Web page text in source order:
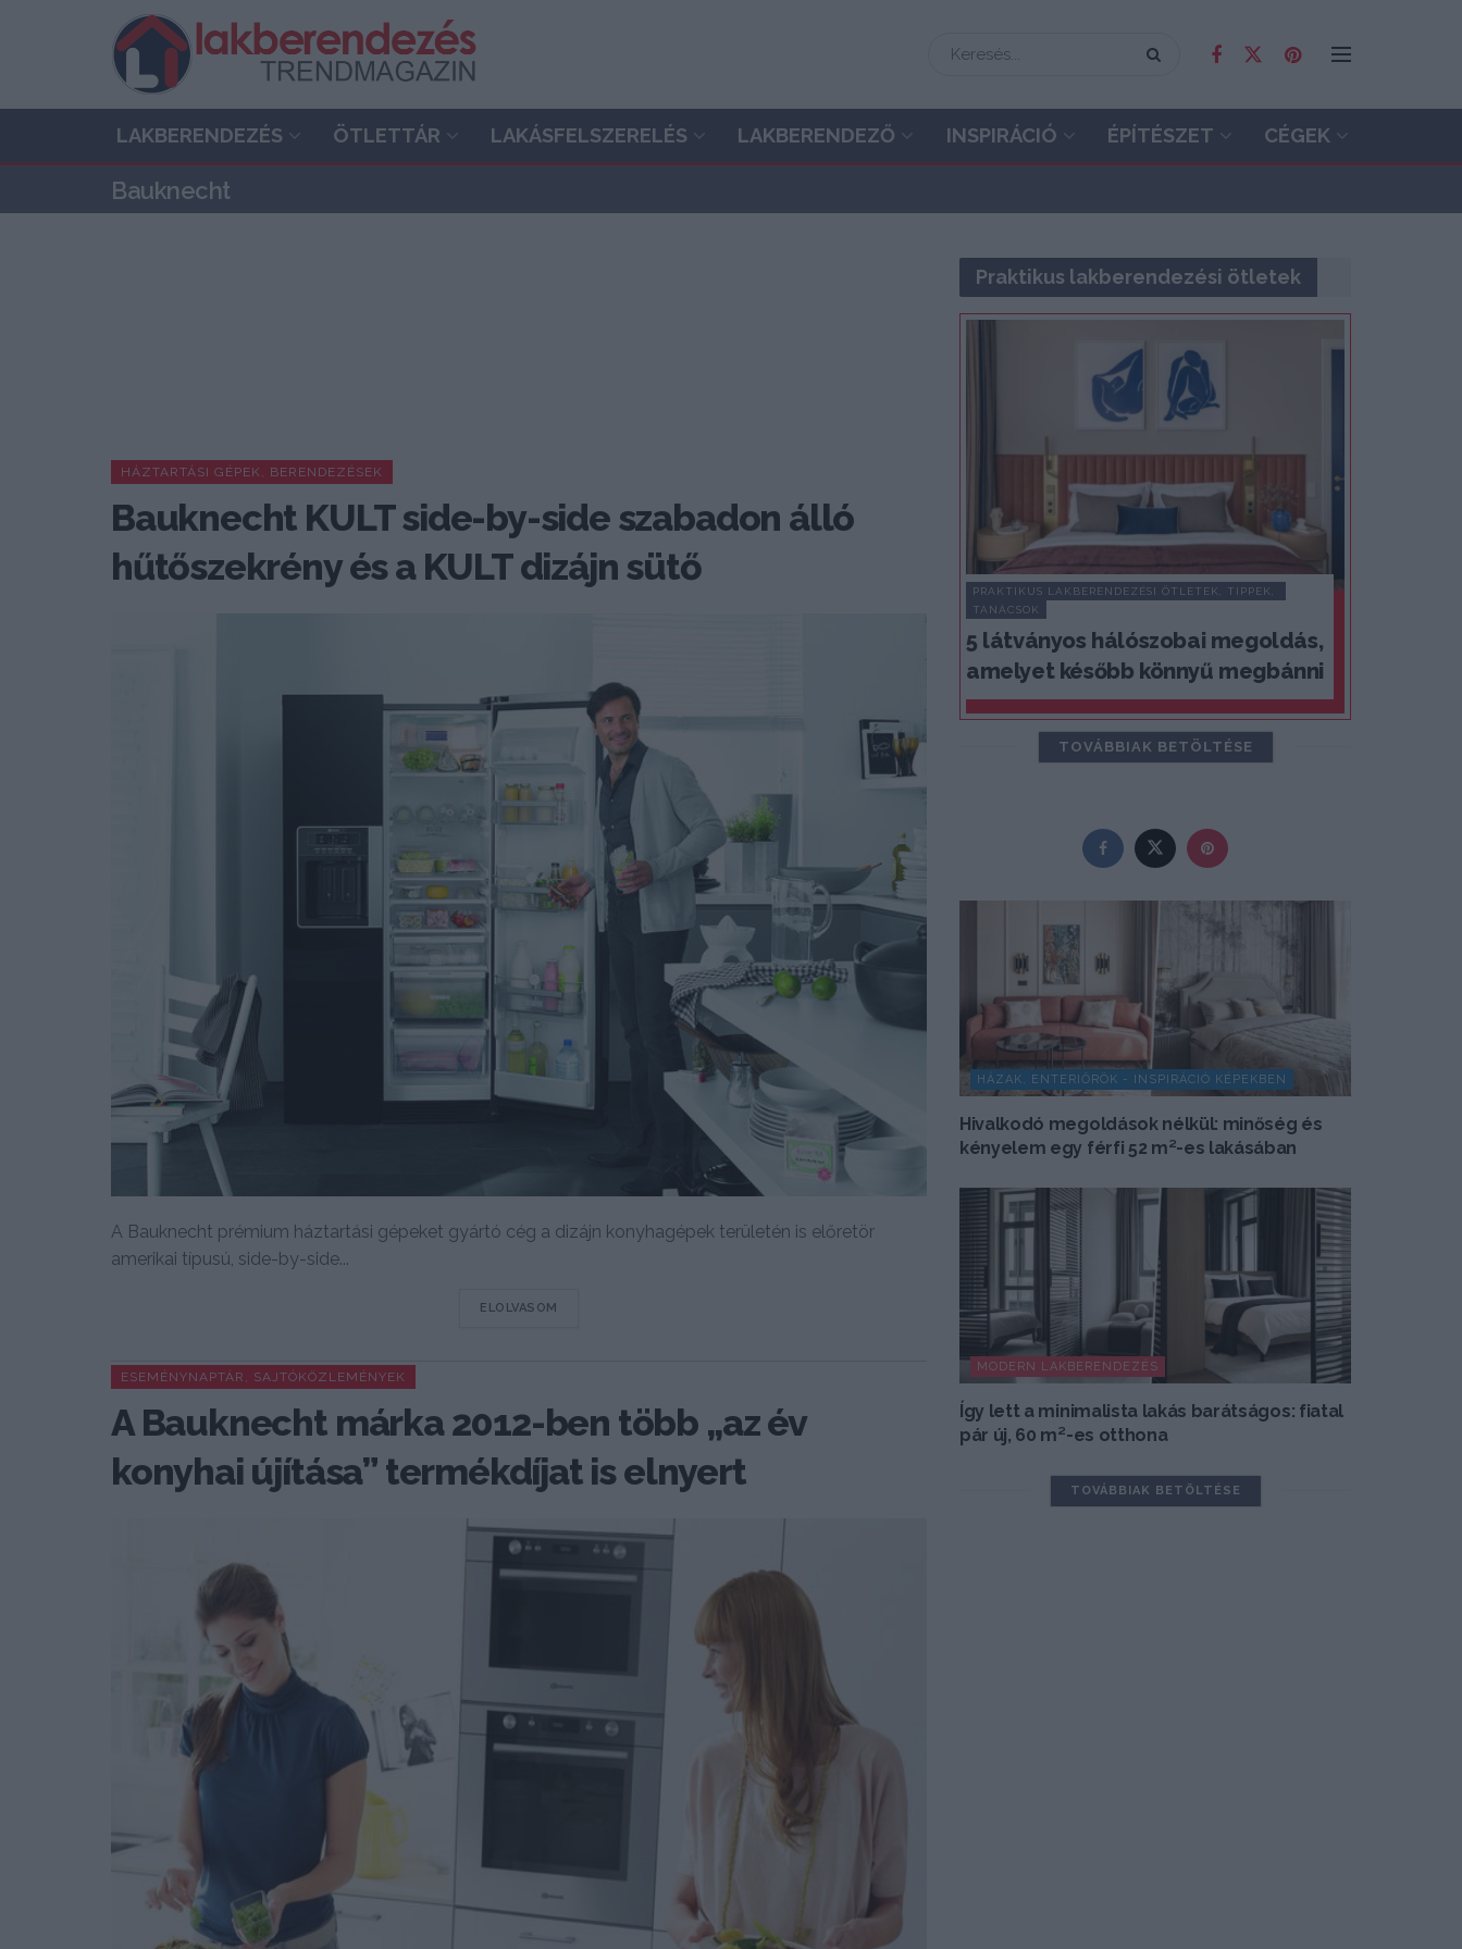
LAKBERENDEZÉS ÖTLETTÁR LAKÁSFELSZERELÉS LAKBERENDEZŐ INSPIRÁCIÓ ÉPÍTÉSZET CÉGEK
Bauknecht
HÁZTARTÁSI GÉPEK, BERENDEZÉSEK
Bauknecht KULT side-by-side szabadon álló
hűtőszekrény és a KULT dizájn sütő
A Bauknecht prémium háztartási gépeket gyártó cég a dizájn konyhagépek területén is előretör
amerikai típusú, side-by-side...
ELOLVASOM
ESEMÉNYNAPTÁR, SAJTÓKÖZLEMÉNYEK
A Bauknecht márka 2012-ben több „az év
konyhai újítása” termékdíjat is elnyert
Praktikus lakberendezési ötletek
PRAKTIKUS LAKBERENDEZÉSI ÖTLETEK, TIPPEK,
TANÁCSOK
5 látványos hálószobai megoldás,
amelyet később könnyű megbánni
TOVÁBBIAK BETÖLTÉSE
HÁZAK, ENTERIŐRÖK - INSPIRÁCIÓ KÉPEKBEN
Hivalkodó megoldások nélkül: minőség és
kényelem egy férfi 52 m²-es lakásában
MODERN LAKBERENDEZÉS
Így lett a minimalista lakás barátságos: fiatal
pár új, 60 m²-es otthona
TOVÁBBIAK BETÖLTÉSE